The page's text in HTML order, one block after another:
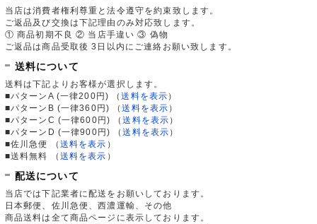
当店は消費者権利尊重と法令遵守を約束致します。
ご返品及び交換は下記理由のみ対応致します。
① 商品初期不良 ② 当店手違い ③ 偽物
ご返品は商品受取後 3日以内にご連絡お願い致します。
送料について
送料は下記よりお客様が選択します。
■パターンA (一律200円)
（送料を表示 ）
■パターンB (一律360円)
（送料を表示 ）
■パターンC (一律600円)
（送料を表示 ）
■パターンD (一律900円)
（送料を表示 ）
■佐川急便
（ 送料を表示 ）
■送料無料
（ 送料を表示 ）
配送について
当店では下記業者に配送をお願いしております。
日本郵便、佐川急便、西濃運輸、その他
商品送料は全て商品ページに表示しております。